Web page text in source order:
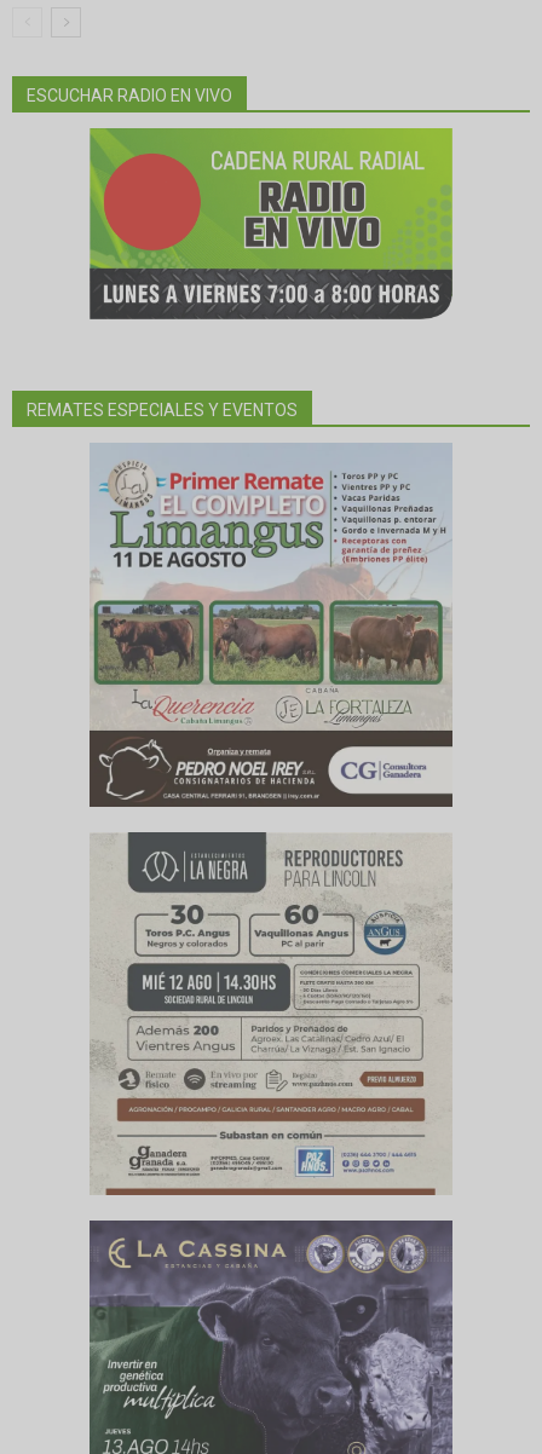
ESCUCHAR RADIO EN VIVO
REMATES ESPECIALES Y EVENTOS